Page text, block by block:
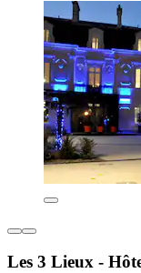
Les 3 Lieux -